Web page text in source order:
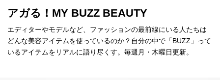
アガる！MY BUZZ BEAUTY
エディターやモデルなど、ファッションの最前線にいる人たちは
どんな美容アイテムを使っているのか？自分の中で「BUZZ」って
いるアイテムをリアルに語り尽くす。毎週月・木曜日更新。